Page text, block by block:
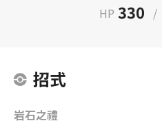
HP 330 /
招式
岩石之禮